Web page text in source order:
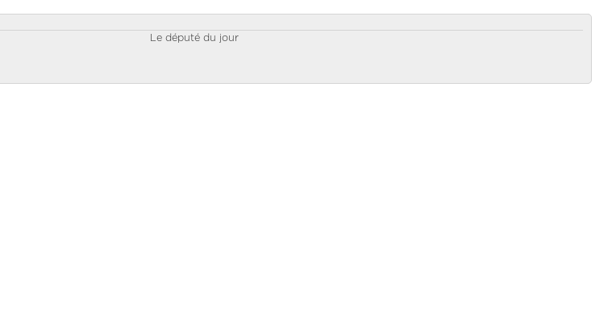
Le député du jour